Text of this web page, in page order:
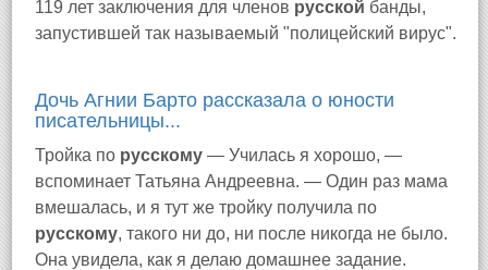
119 лет заключения для членов русской банды,
запустившей так называемый "полицейский вирус".
Дочь Агнии Барто рассказала о юности
писательницы...
Тройка по русскому — Училась я хорошо, —
вспоминает Татьяна Андреевна. — Один раз мама
вмешалась, и я тут же тройку получила по
русскому, такого ни до, ни после никогда не было.
Она увидела, как я делаю домашнее задание.